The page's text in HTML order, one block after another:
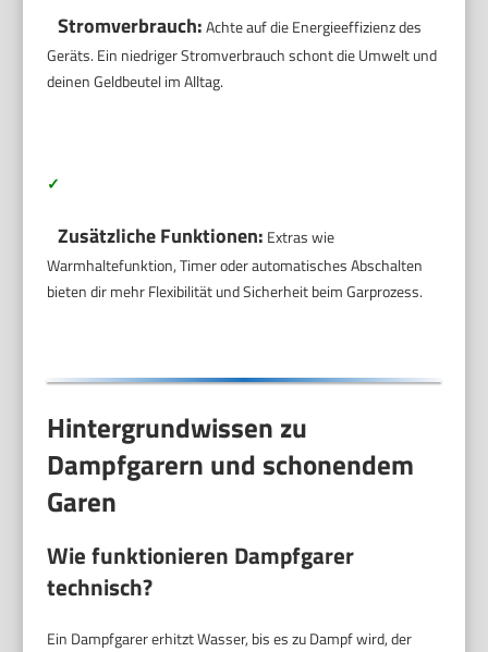
Stromverbrauch:Achte auf die Energieeffizienz des
Geräts. Ein niedriger Stromverbrauch schont die Umwelt und
deinen Geldbeutel im Alltag.
✓
Zusätzliche Funktionen: Extras wie
Warmhaltefunktion, Timer oder automatisches Abschalten
bieten dir mehr Flexibilität und Sicherheit beim Garprozess.
Hintergrundwissen zu
Dampfgarern und schonendem
Garen
Wie funktionieren Dampfgarer
technisch?
Ein Dampfgarer erhitzt Wasser, bis es zu Dampf wird, der